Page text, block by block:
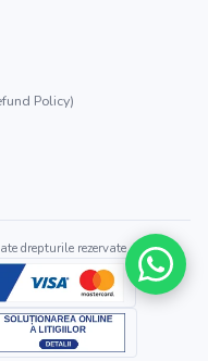
Policy)
drepturile rezervate